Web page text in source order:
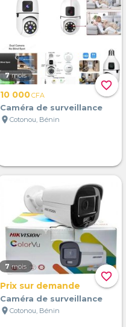
favorite_border
7 mois
10 000CFA
Caméra de surveillance
location_on Cotonou, Bénin
favorite_border
7 mois
Prix sur demande
Caméra de surveillance
location_on Cotonou, Bénin